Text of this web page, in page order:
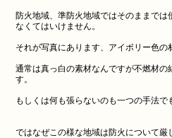
防火地域、準防火地域ではそのままでは
なくてはいけません。
それが写真にあります、アイボリー色の
通常は真っ白の素材なんですが不燃材の
す。
もしくは何も張らないのも一つの手法で
ではなぜこの様な地域は防火について厳